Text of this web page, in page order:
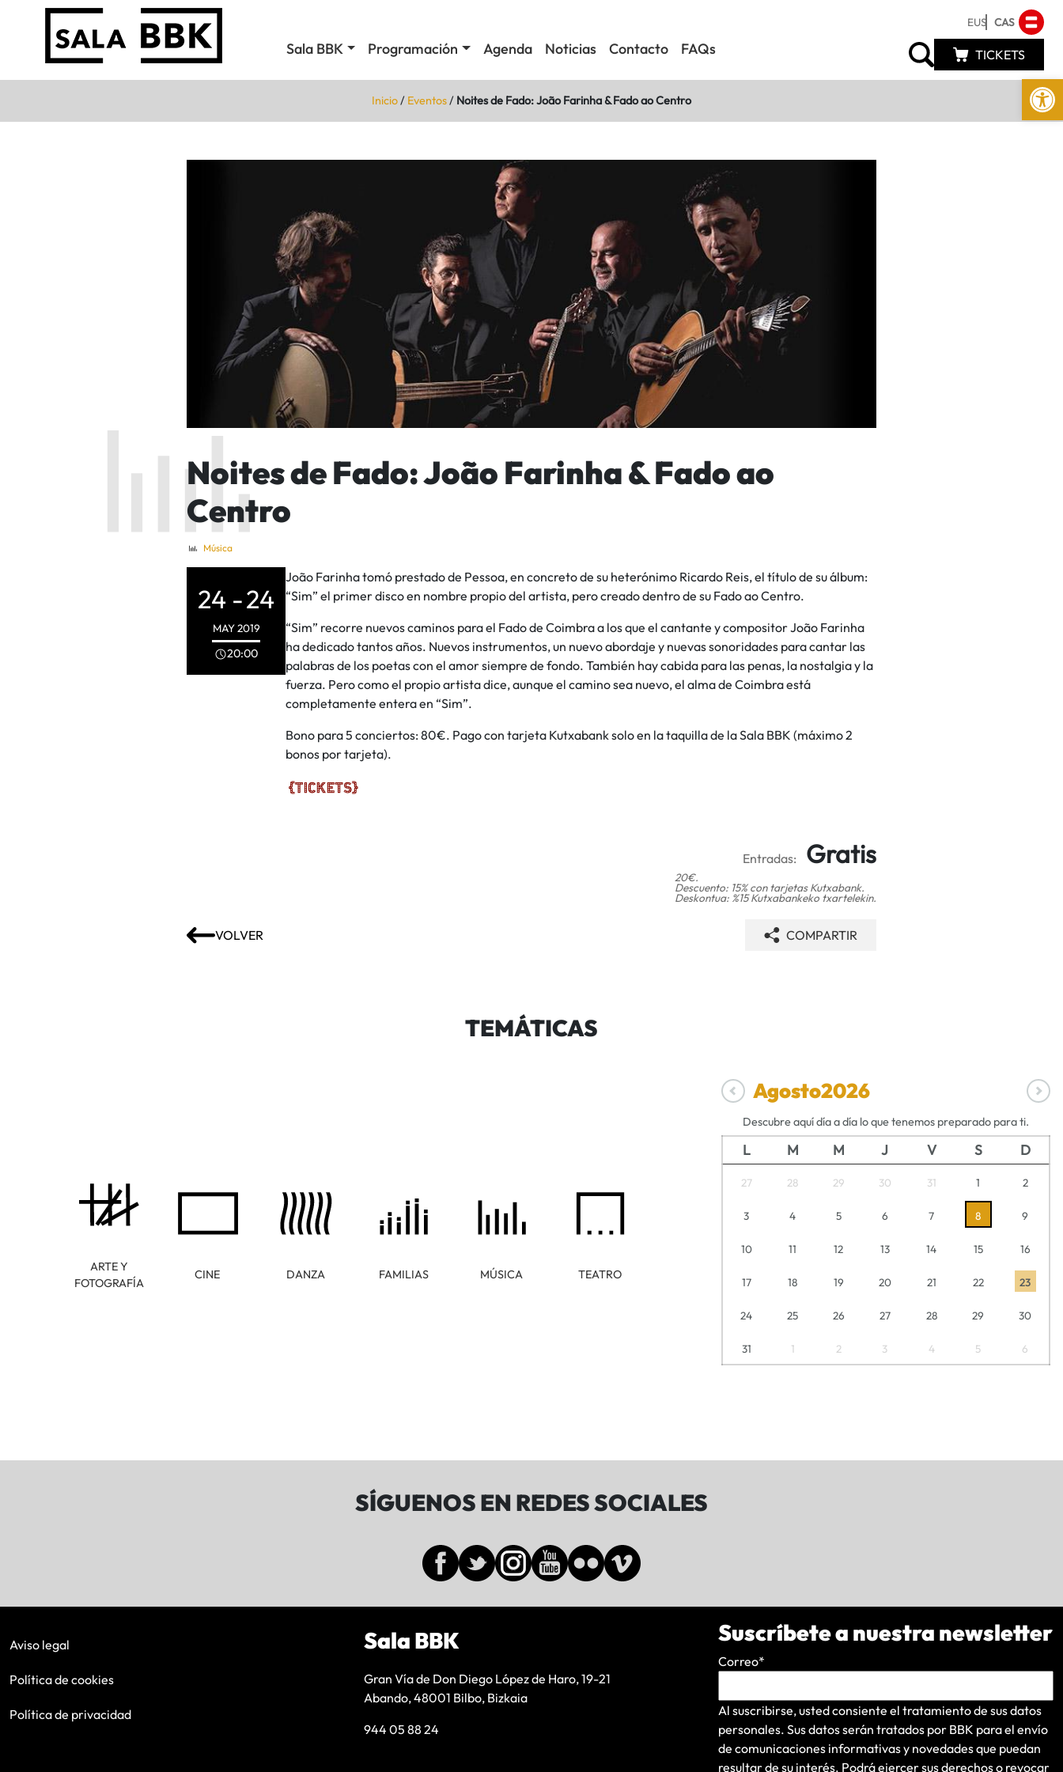
Abrir
Sala BBK Programación Agenda Noticias Contacto FAQs
EUS CAS
TICKETS
Inicio/ Eventos/ Noites de Fado: João Farinha & Fado ao Centro
Noites de Fado: João Farinha & Fado ao
Centro
Música
24 -24
MAY2019
20:00
João Farinha tomó prestado de Pessoa, en concreto de su heterónimo Ricardo Reis, el título de su álbum:
“Sim” el primer disco en nombre propio del artista, pero creado dentro de su Fado ao Centro.
“Sim” recorre nuevos caminos para el Fado de Coimbra a los que el cantante y compositor João Farinha
ha dedicado tantos años. Nuevos instrumentos, un nuevo abordaje y nuevas sonoridades para cantar las
palabras de los poetas con el amor siempre de fondo. También hay cabida para las penas, la nostalgia y la
fuerza. Pero como el propio artista dice, aunque el camino sea nuevo, el alma de Coimbra está
completamente entera en “Sim”.
Bono para 5 conciertos: 80€. Pago con tarjeta Kutxabank solo en la taquilla de la Sala BBK (máximo 2
bonos por tarjeta).
Entradas: Gratis
20€.
Descuento: 15% con tarjetas Kutxabank.
Deskontua: %15 Kutxabankeko txartelekin.
VOLVER COMPARTIR
TEMÁTICAS
ARTE Y
FOTOGRAFÍA
CINE DANZA FAMILIAS MÚSICA TEATRO
Agosto2026
Descubre aquí día a día lo que tenemos preparado para ti.
L M M J V S D
27 28 29 30 31 1 2
3 4 5 6 7 8 9
10 11 12 13 14 15 16
17 18 19 20 21 22 23
24 25 26 27 28 29 30
31 1 2 3 4 5 6
SÍGUENOS EN REDES SOCIALES
Aviso legal
Política de cookies
Política de privacidad
Sala BBK
Gran Vía de Don Diego López de Haro, 19-21
Abando, 48001 Bilbo, Bizkaia
944 05 88 24
Suscríbete a nuestra newsletter
Correo*
Al suscribirse, usted consiente el tratamiento de sus datos
personales. Sus datos serán tratados por BBK para el envío
de comunicaciones informativas y novedades que puedan
resultar de su interés. Podrá ejercer sus derechos o revocar